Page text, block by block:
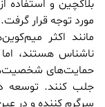
بلاکچین و استفاده
مورد توجه قرار گرفت.
مانند اکثر
ناشناس هستند، اما
حمایت‌های
جلب کنند. توسعه
سرگرم کننده و در